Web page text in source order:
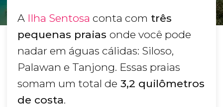
A Ilha Sentosa conta com três
pequenas praias onde você pode
nadar em águas cálidas: Siloso,
Palawan e Tanjong. Essas praias
somam um total de 3,2 quilômetros
de costa.